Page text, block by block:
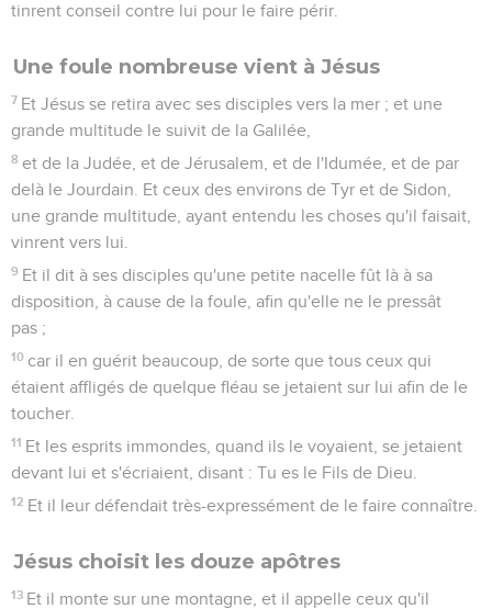
tinrent conseil contre lui pour le faire périr.
Une foule nombreuse vient à Jésus
7 Et Jésus se retira avec ses disciples vers la mer ; et une
grande multitude le suivit de la Galilée,
8 et de la Judée, et de Jérusalem, et de l'Idumée, et de par
delà le Jourdain. Et ceux des environs de Tyr et de Sidon,
une grande multitude, ayant entendu les choses qu'il faisait,
vinrent vers lui.
9 Et il dit à ses disciples qu'une petite nacelle fût là à sa
disposition, à cause de la foule, afin qu'elle ne le pressât
pas ;
10 car il en guérit beaucoup, de sorte que tous ceux qui
étaient affligés de quelque fléau se jetaient sur lui afin de le
toucher.
11 Et les esprits immondes, quand ils le voyaient, se jetaient
devant lui et s'écriaient, disant : Tu es le Fils de Dieu.
12 Et il leur défendait très-expressément de le faire connaître.
Jésus choisit les douze apôtres
13 Et il monte sur une montagne, et il appelle ceux qu'il